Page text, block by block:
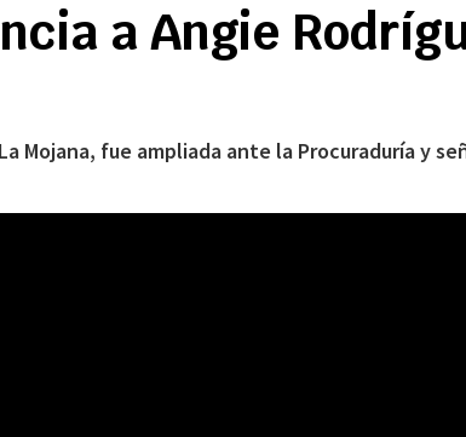
a Angie
Mojana, fue ampliada ante la Procuraduría y